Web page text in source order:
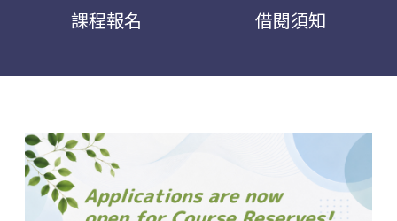
課程報名 借閱須知